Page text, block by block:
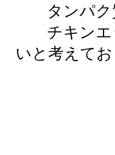
タンパク質
チキンエ
いと考えて